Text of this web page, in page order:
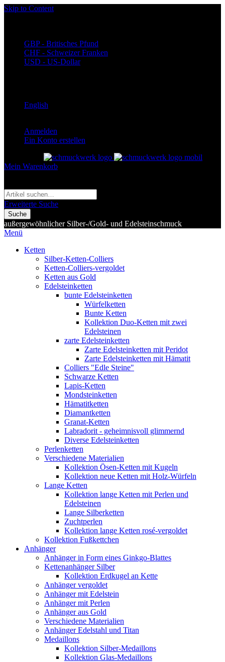
Skip to Content
GBP - Britisches Pfund
CHF - Schweizer Franken
USD - US-Dollar
English
Anmelden
Ein Konto erstellen
Mein Warenkorb
Erweiterte Suche
Suche
außergewöhnlicher Silber-/Gold- und Edelsteinschmuck
Menü
Ketten
Silber-Ketten-Colliers
Ketten-Colliers-vergoldet
Ketten aus Gold
Edelsteinketten
bunte Edelsteinketten
Würfelketten
Bunte Ketten
Kollektion Duo-Ketten mit zwei
Edelsteinen
zarte Edelsteinketten
Zarte Edelsteinketten mit Peridot
Zarte Edelsteinketten mit Hämatit
Colliers "Edle Steine"
Schwarze Ketten
Lapis-Ketten
Mondsteinketten
Hämatitketten
Diamantketten
Granat-Ketten
Labradorit - geheimnisvoll glimmernd
Diverse Edelsteinketten
Perlenketten
Verschiedene Materialien
Kollektion Ösen-Ketten mit Kugeln
Kollektion neue Ketten mit Holz-Würfeln
Lange Ketten
Kollektion lange Ketten mit Perlen und
Edelsteinen
Lange Silberketten
Zuchtperlen
Kollektion lange Ketten rosé-vergoldet
Kollektion Fußkettchen
Anhänger
Anhänger in Form eines Ginkgo-Blattes
Kettenanhänger Silber
Kollektion Erdkugel an Kette
Anhänger vergoldet
Anhänger mit Edelstein
Anhänger mit Perlen
Anhänger aus Gold
Verschiedene Materialien
Anhänger Edelstahl und Titan
Medaillons
Kollektion Silber-Medaillons
Kollektion Glas-Medaillons